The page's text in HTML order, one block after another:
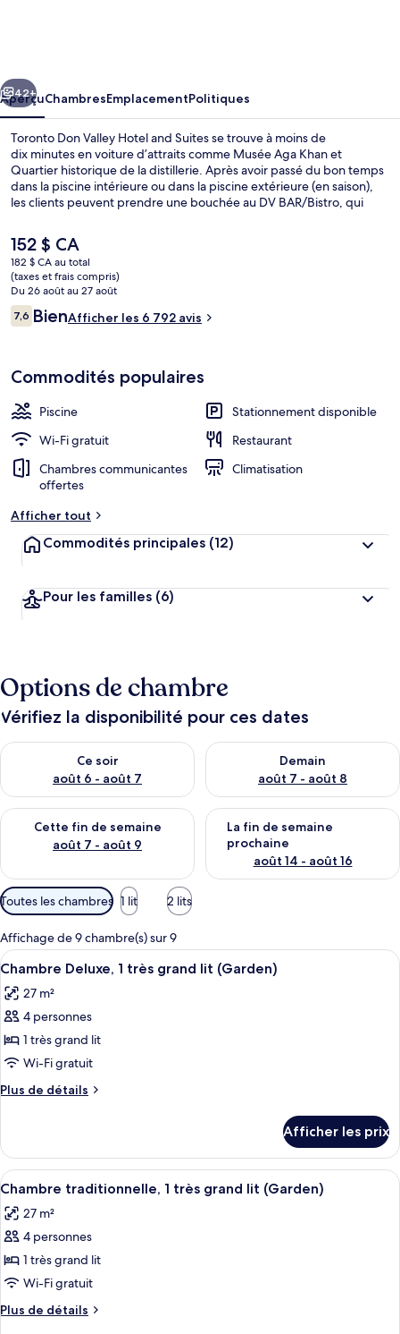
Hotel
and
Suites
Suivant
42+
AperçuChambresEmplacementPolitiques
Toronto Don Valley Hotel and Suites se trouve à moins de
dix minutes en voiture d’attraits comme Musée Aga Khan et
Quartier historique de la distillerie. Après avoir passé du bon temps
dans la piscine intérieure ou dans la piscine extérieure (en saison),
les clients peuvent prendre une bouchée au DV BAR/Bistro, qui
déjeuner, le dîner et le souper. Un bar attenant à la piscine, un
centre d’entraînement et un centre d’entraînement physique sont
d’autres commodités offertes à hôtel de style Art déco. Les autres
voyageurs aiment le fait que le transport en commun se trouve à
une courte distance de marche : Wynford Station est à 4 minutes et
Aga Khan Park & Museum Station, à 8 minutes.
Le
prix
actuel
est
de 152 $ CA
152 $ CA
182 $ CA au total
(taxes et frais compris)
Du 26 août au 27 août
Avis
7,67,6 sur 10 –
BienAfficher les 6 792 avis
Commodités populaires
Piscine
Stationnement disponible
Wi-Fi gratuit
Restaurant
Chambres communicantes
offertes
Climatisation
Afficher tout
Commodités principales (12)
Pour les familles (6)
Options de chambre
Vérifiez la disponibilité pour ces dates
Ce soir
août 6 - août 7
Vérifier la disponibilité pour ce soir août 6 - août 7
Demain
août 7 - août 8
Vérifier la disponibilité pour
Cette fin de semaine
août 7 - août 9
Vérifier la disponibilité pour cette fin de semaine août 7 -
La fin de semaine
prochaine
août 14 - août 16
Vérifier la disponibilité pour
Filtres
disponibles
pour
les
chambres
Toutes les chambres 1 lit 2 lits
Affichage de 9 chambre(s) sur 9
Afficher
toutes
les
photos
pour
ce
type
de
Chambre
Deluxe,
1
très
grand
lit
(Garden)
Une chambre d’hôtel avec un
5
Chambre Deluxe, 1 très grand lit (Garden)
27 m²
4 personnes
1 très grand lit
Wi-Fi gratuit
Plus de détails
Plus
Chambre
Deluxe,
1
grand
lit
Afficher les prix
Afficher
toutes
les
photos
pour
ce
type
de
Une chambre d’hôtel avec un grand
5
Chambre traditionnelle, 1 très grand lit (Garden)
27 m²
4 personnes
1 très grand lit
Wi-Fi gratuit
Plus de détails
Plus